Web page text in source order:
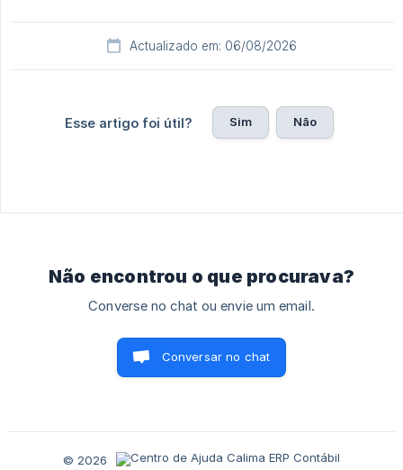
Actualizado em: 06/08/2026
Esse artigo foi útil? Sim Não
Não encontrou o que procurava?
Converse no chat ou envie um email.
Conversar no chat
© 2026